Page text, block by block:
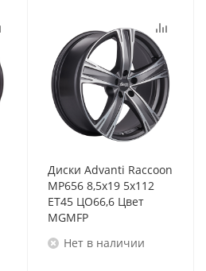
Диски Advanti Raccoon
MP656 8,5x19 5x112
ET45 ЦО66,6 Цвет
MGMFP
Нет в наличии